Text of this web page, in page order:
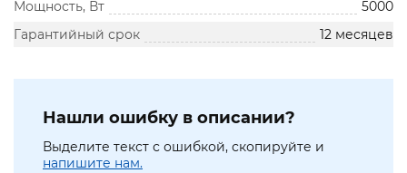
Мощность, Вт
5000
Гарантийный срок
12 месяцев
Нашли ошибку в описании?
Выделите текст с ошибкой, скопируйте и
напишите нам.